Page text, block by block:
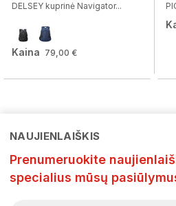
DELSEY kuprinė Navigator...
Kaina 79,00 €
NAUJIENLAIŠKIS
Prenumeruokite
specialius mūsų